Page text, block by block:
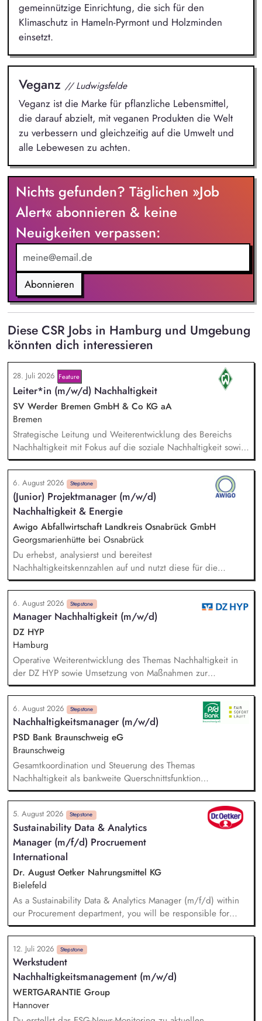
gemeinnützige Einrichtung, die sich für den
Klimaschutz in Hameln-Pyrmont und Holzminden
einsetzt.
Veganz // Ludwigsfelde
Veganz ist die Marke für pflanzliche Lebensmittel,
die darauf abzielt, mit veganen Produkten die Welt
zu verbessern und gleichzeitig auf die Umwelt und
alle Lebewesen zu achten.
Nichts gefunden? Täglichen »Job
Alert« abonnieren & keine
Neuigkeiten verpassen:
Abonnieren
Diese CSR Jobs in Hamburg und Umgebung
könnten dich interessieren
28. Juli 2026 Feature
Leiter*in (m/w/d) Nachhaltigkeit
SV Werder Bremen GmbH & Co KG aA
Bremen
Strategische Leitung und Weiterentwicklung des Bereichs
Nachhaltigkeit mit Fokus auf die soziale Nachhaltigkeit sowie
Verantwortung für die Erreichung der Nachhaltigkeitsziele in
Zusammenarbeit mit der Geschäftsführung und anderen
Bereichen. Disziplinarische und fachliche Führung sowie
Entwicklung der Mitarbeiter*innen im Bereich Nachhaltigkeit.
Pflege und Weiterentwicklung des Netzwerks an
Kooperationspartner*innen sowie strategische Entwicklung
nachhaltigkeitsbezogener Partnerschaften.
6. August 2026 Stepstone
(Junior) Projektmanager (m/w/d)
Nachhaltigkeit & Energie
Awigo Abfallwirtschaft Landkreis Osnabrück GmbH
Georgsmarienhütte bei Osnabrück
Du erhebst, analysierst und bereitest
Nachhaltigkeitskennzahlen auf und nutzt diese für die
Erstellung sowie kontinuierliche Weiterentwicklung unseres
Nachhaltigkeitsberichts nach anerkannten Berichtsstandards
(z. B. VSME). Bei der Berechnung und Weiterentwicklung
unseres Corporate Carbon Footprints (CCF) unterstützt du
und leitest gemeinsam mit dem Team Maßnahmen zur
Emissionsreduzierung ab. Du entwickelst ökologische
Nachhaltigkeitskennzahlen, Klimaziele und Maßnahmen mit
und unterstützt deren Umsetzung sowie Erfolgskontrolle.
Darüber hinaus unterstützt du das Projektmanagement bei
unseren Projekten im Bereich Windenergie, Photovoltaik,
Batteriespeicher und weiteren Zukunftsthemen der
Energiewirtschaft.
6. August 2026 Stepstone
Manager Nachhaltigkeit (m/w/d)
DZ HYP
Hamburg
Operative Weiterentwicklung des Themas Nachhaltigkeit in
der DZ HYP sowie Umsetzung von Maßnahmen zur
Einhaltung der unternehmensinternen Nachhaltigkeitsziele.
Umsetzung gesetzlicher und regulatorischer Anforderungen
im Nachhaltigkeitskontext inkl. Sicherstellung der Erfüllung
von Reporting- und Offenlegungsanforderungen.
Kommunikation mit Nachhaltigkeitsratingagenturen und
Ableitung von Handlungsmaßnahmen. Analyse und
Reporting von Mobilitätsdaten sowie Datenerhebung zur
Berechnung von CO2-Emissionen in der Betriebsökologie.
6. August 2026 Stepstone
Nachhaltigkeitsmanager (m/w/d)
PSD Bank Braunschweig eG
Braunschweig
Gesamtkoordination und Steuerung des Themas
Nachhaltigkeit als bankweite Querschnittsfunktion
Impulsgeber und Ansprechpartner für Vorstand,
Führungskräfte und Fachbereiche Beratung und Unterstützung
bei strategischen Fragestellungen und geschäftspolitischen
Entscheidungen Koordination und Leitung der
Nachhaltigkeitsprojekte inkl. Planung, Umsetzung und
Monitoring Initiierung von Veränderungsprozessen und aktive
Gestaltung des Transformationswegs zur nachhaltigen
Finanzwirtschaft
5. August 2026 Stepstone
Sustainability Data & Analytics
Manager (m/f/d) Procruement
International
Dr. August Oetker Nahrungsmittel KG
Bielefeld
As a Sustainability Data & Analytics Manager (m/f/d) within
our Procurement department, you will be responsible for
managing sustainability-related data and translating
sustainability requirements into data, system, and reporting
solutions. You will be responsible for the functional
management of data across relevant IT systems and data
landscapes, including SAP MM/BW, CO₂ accounting tool,
Datasphere, Databricks, SRM, and Sedex, ensuring that
sustainability-related procurement data are structured,
consistent, and readily available for use. You will further
12. Juli 2026 Stepstone
Werkstudent
Nachhaltigkeitsmanagement (m/w/d)
WERTGARANTIE Group
Hannover